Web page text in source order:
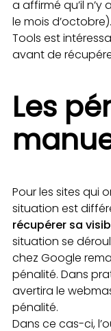
a affirmé qu’il
le mois
Tools est
avant de
Les
Pour les sites qui
situation est
récupérer sa
situation se
chez Google
pénalité. Dans
avertira le
pénalité.
Dans ce cas-ci,